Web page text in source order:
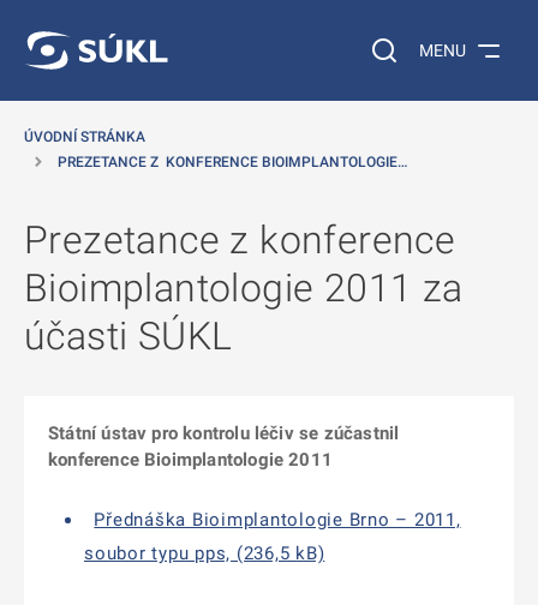
Vyhledávání na
MENU
ÚVODNÍ STRÁNKA
PREZETANCE Z KONFERENCE BIOIMPLANTOLOGIE…
Prezetance z konference
Bioimplantologie 2011 za
účasti SÚKL
Státní ústav pro kontrolu léčiv se zúčastnil
konference Bioimplantologie 2011
Přednáška Bioimplantologie Brno – 2011,
soubor typu pps, (236,5 kB)